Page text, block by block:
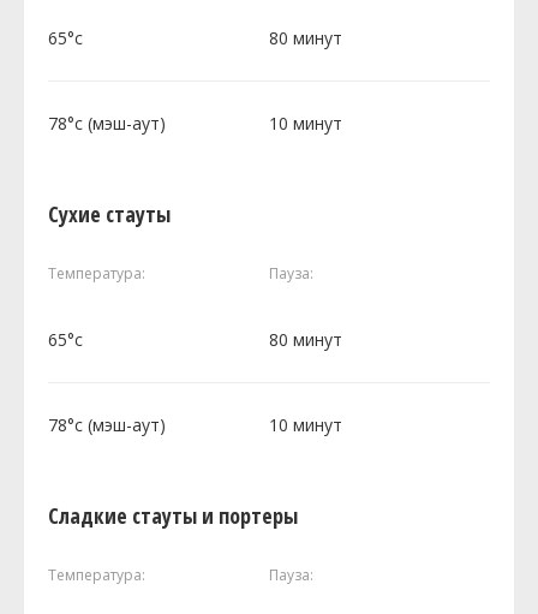
65°c 80 минут
78°c (мэш-аут) 10 минут
Сухие стауты
Температура: Пауза:
65°c 80 минут
78°c (мэш-аут) 10 минут
Сладкие стауты и портеры
Температура: Пауза: